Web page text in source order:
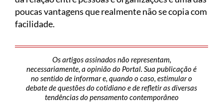
poucas vantagens que realmente não se copia com
facilidade.
Os artigos assinados não representam,
necessariamente, a opinião do Portal. Sua publicação é
no sentido de informar e, quando o caso, estimular o
debate de questões do cotidiano e de refletir as diversas
tendências do pensamento contemporâneo